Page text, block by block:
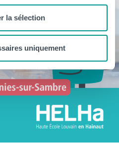
la sélection
uniquement